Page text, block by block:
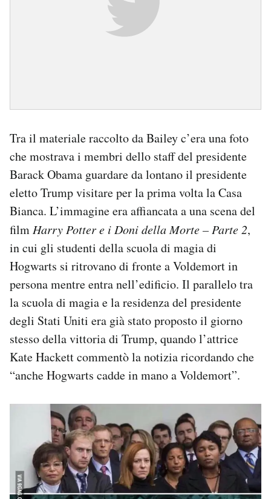
Tra il materiale raccolto da Bailey c’era una foto
che mostrava i membri dello staff del presidente
Barack Obama guardare da lontano il presidente
eletto Trump visitare per la prima volta la Casa
Bianca. L’immagine era affiancata a una scena del
film Harry Potter e i Doni della Morte – Parte 2,
in cui gli studenti della scuola di magia di
Hogwarts si ritrovano di fronte a Voldemort in
persona mentre entra nell’edificio. Il parallelo tra
la scuola di magia e la residenza del presidente
degli Stati Uniti era già stato proposto il giorno
stesso della vittoria di Trump, quando l’attrice
Kate Hackett commentò la notizia ricordando che
“anche Hogwarts cadde in mano a Voldemort”.